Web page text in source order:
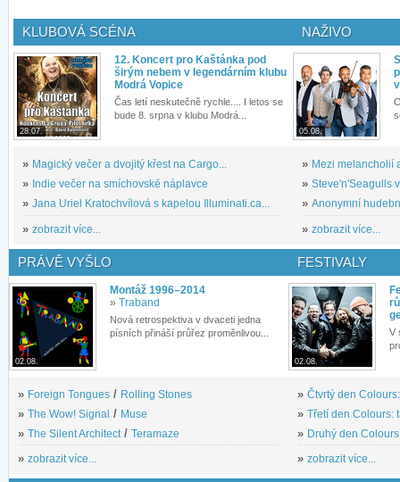
KLUBOVÁ SCÉNA
28.07.
12. Koncert pro Kaštánka pod
širým nebem v legendárním klubu
Modrá Vopice
Čas letí neskutečně rychle.... I letos se
bude 8. srpna v klubu Modrá...
» Magický večer a dvojitý křest na Cargo...
» Indie večer na smíchovské náplavce
» Jana Uriel Kratochvílová s kapelou Illuminati.ca...
» zobrazit více...
NAŽIVO
05.08.
» Mezi melancholií
» Steve'n'Seagulls
» Anonymní
» zobrazit více...
PRÁVĚ VYŠLO
02.08.
Montáž 1996–2014
» Traband
Nová retrospektiva v dvaceti jedna
písních přináší průřez proměnlivou...
» Foreign Tongues / Rolling Stones
» The Wow! Signal / Muse
» The Silent Architect / Teramaze
» zobrazit více...
FESTIVALY
02.08.
V
» Čtvrtý den
» Třetí den Colours:
» Druhý den
» zobrazit více...